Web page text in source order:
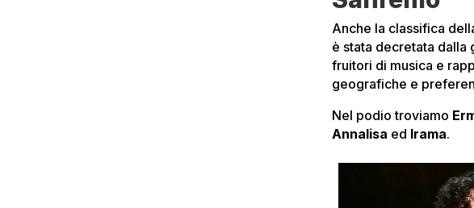
Anche la classifica
è stata decretata
fruitori di musica e
geografiche e
Nel podio troviamo
Annalisa ed Irama.